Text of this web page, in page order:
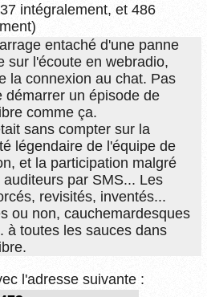
intégralement, et 486
entaché d'une panne
sur l'écoute en webradio,
la connexion au chat. Pas
démarrer un épisode de
comme ça.
sans compter sur la
légendaire de l'équipe de
et la participation malgré
auditeurs par SMS... Les
revisités, inventés...
ou non, cauchemardesques
à toutes les sauces dans
l'adresse suivante :